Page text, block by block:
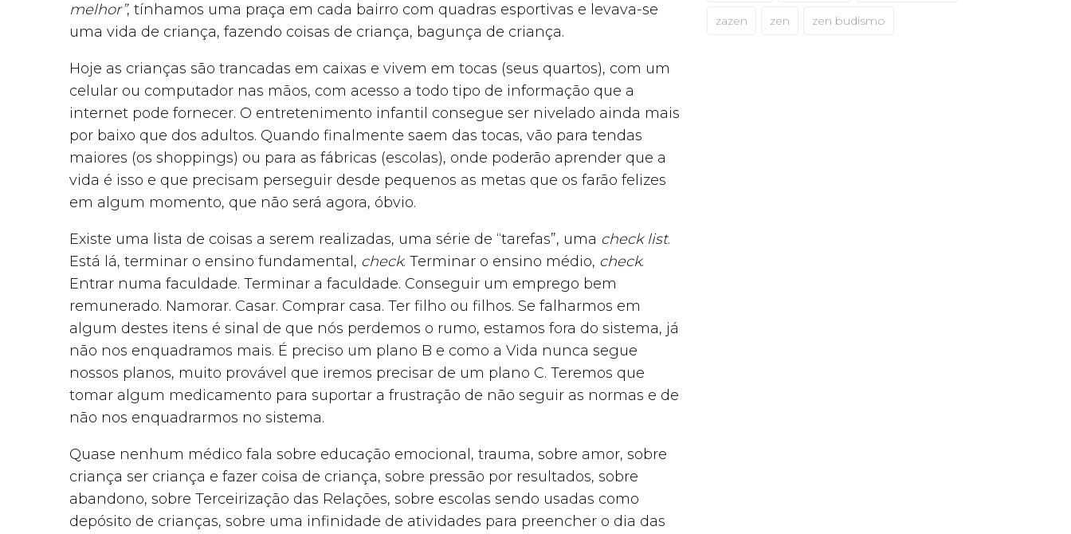
melhor”, tínhamos uma praça em cada bairro com quadras esportivas e levava-se
uma vida de criança, fazendo coisas de criança, bagunça de criança.
Hoje as crianças são trancadas em caixas e vivem em tocas (seus quartos), com um
celular ou computador nas mãos, com acesso a todo tipo de informação que a
internet pode fornecer. O entretenimento infantil consegue ser nivelado ainda mais
por baixo que dos adultos. Quando finalmente saem das tocas, vão para tendas
maiores (os shoppings) ou para as fábricas (escolas), onde poderão aprender que a
vida é isso e que precisam perseguir desde pequenos as metas que os farão felizes
em algum momento, que não será agora, óbvio.
Existe uma lista de coisas a serem realizadas, uma série de “tarefas”, uma check list.
Está lá, terminar o ensino fundamental, check. Terminar o ensino médio, check.
Entrar numa faculdade. Terminar a faculdade. Conseguir um emprego bem
remunerado. Namorar. Casar. Comprar casa. Ter filho ou filhos. Se falharmos em
algum destes itens é sinal de que nós perdemos o rumo, estamos fora do sistema, já
não nos enquadramos mais. É preciso um plano B e como a Vida nunca segue
nossos planos, muito provável que iremos precisar de um plano C. Teremos que
tomar algum medicamento para suportar a frustração de não seguir as normas e de
não nos enquadrarmos no sistema.
Quase nenhum médico fala sobre educação emocional, trauma, sobre amor, sobre
criança ser criança e fazer coisa de criança, sobre pressão por resultados, sobre
abandono, sobre Terceirização das Relações, sobre escolas sendo usadas como
depósito de crianças, sobre uma infinidade de atividades para preencher o dia das
zazen zen zen budismo